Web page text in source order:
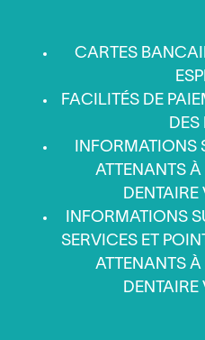
CARTES
FACILITÉS DE
DES
INFORMATIONS
ATTENANTS À
DENTAIRE
INFORMATIONS
SERVICES ET
ATTENANTS À
DENTAIRE